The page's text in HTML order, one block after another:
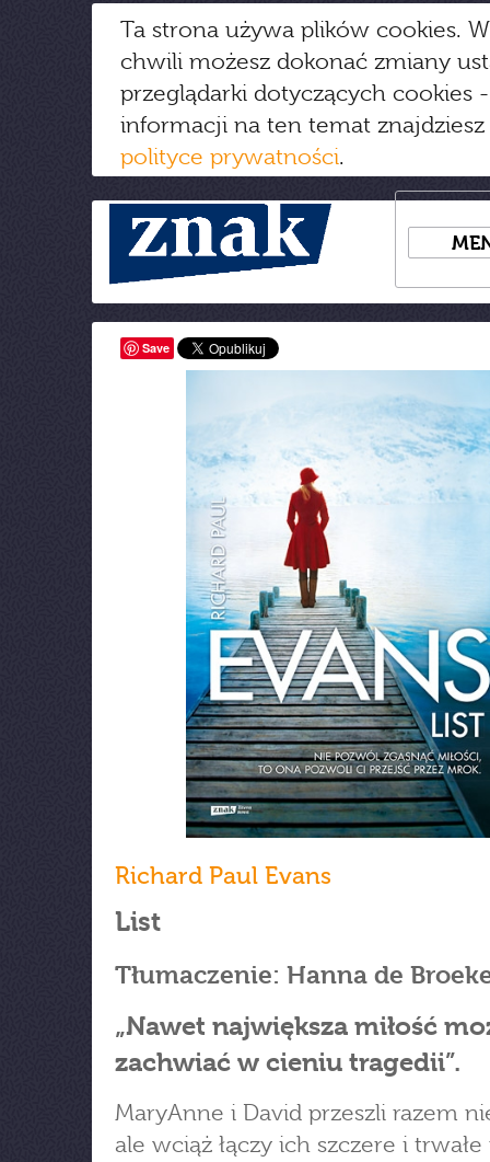
Ta strona używa plików cookies.
chwili możesz dokonać zmiany
przeglądarki dotyczących cookies
informacji na ten temat
polityce prywatności.
Save
Richard Paul Evans
List
Tłumaczenie: Hanna de
„Nawet największa miłość
zachwiać w cieniu tragedii”.
MaryAnne i David przeszli razem
ale wciąż łączy ich szczere i